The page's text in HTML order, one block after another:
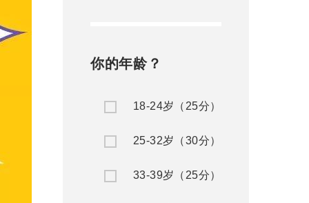
你的年龄？
18-24岁（25分）
25-32岁（30分）
33-39岁（25分）